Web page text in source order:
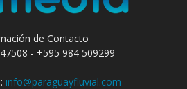
de Contacto
- +595 984 509299
info@paraguayfluvial.com